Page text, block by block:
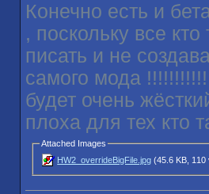
Конечно есть и
, поскольку все
писать и не
самого мода
будет очень
плоха для тех кто
Attached Images
HW2_overrideBigFile.jpg (45.6 KB, 110